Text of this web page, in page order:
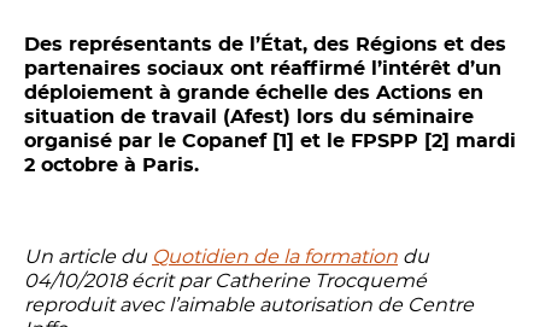
Des représentants de l’État, des Régions et des
partenaires sociaux ont réaffirmé l’intérêt d’un
déploiement à grande échelle des Actions en
situation de travail (Afest) lors du séminaire
organisé par le Copanef [1] et le FPSPP [2] mardi
2 octobre à Paris.
Un article du Quotidien de la formation du
04/10/2018 écrit par Catherine Trocquemé
reproduit avec l’aimable autorisation de Centre